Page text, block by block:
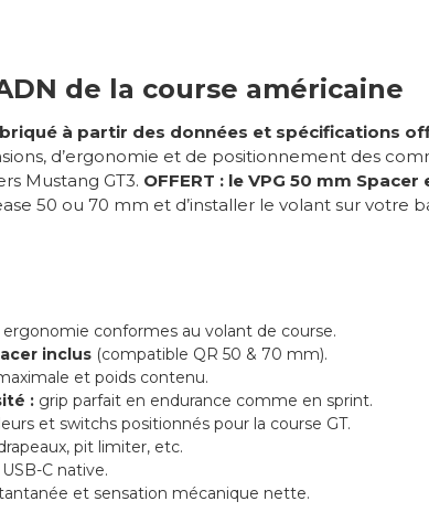
de la course américaine
à partir des données et spécifications
d’ergonomie et de positionnement des
Mustang GT3. OFFERT : le VPG 50 mm
50 ou 70 mm et d’installer le volant sur votre
conformes au volant de course.
inclus (compatible QR 50 & 70 mm).
et poids contenu.
: grip parfait en endurance comme en sprint.
et switchs positionnés pour la course GT.
pit limiter, etc.
C native.
et sensation mécanique nette.